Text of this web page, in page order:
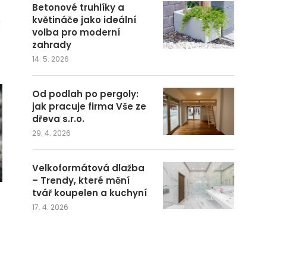
Betonové truhlíky a
květináče jako ideální
volba pro moderní
zahrady
14. 5. 2026
Od podlah po pergoly:
jak pracuje firma Vše ze
dřeva s.r.o.
29. 4. 2026
Velkoformátová dlažba
– Trendy, které mění
tvář koupelen a kuchyní
17. 4. 2026